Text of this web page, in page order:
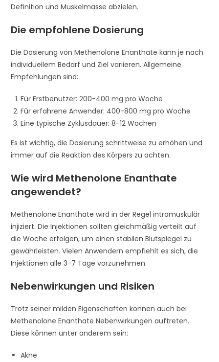
Definition und Muskelmasse abzielen.
Die empfohlene Dosierung
Die Dosierung von Methenolone Enanthate kann je nach
individuellem Bedarf und Ziel variieren. Allgemeine
Empfehlungen sind:
Für Erstbenutzer: 200-400 mg pro Woche
Für erfahrene Anwender: 400-800 mg pro Woche
Eine typische Zyklusdauer: 8-12 Wochen
Es ist wichtig, die Dosierung schrittweise zu erhöhen und
immer auf die Reaktion des Körpers zu achten.
Wie wird Methenolone Enanthate
angewendet?
Methenolone Enanthate wird in der Regel intramuskulär
injiziert. Die Injektionen sollten gleichmäßig verteilt auf
die Woche erfolgen, um einen stabilen Blutspiegel zu
gewährleisten. Vielen Anwendern empfiehlt es sich, die
Injektionen alle 3-7 Tage vorzunehmen.
Nebenwirkungen und Risiken
Trotz seiner milden Eigenschaften können auch bei
Methenolone Enanthate Nebenwirkungen auftreten.
Diese können unter anderem sein:
Akne